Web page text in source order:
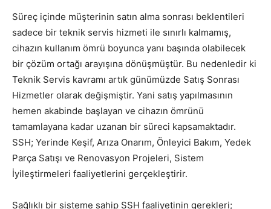
Süreç içinde müşterinin satın alma sonrası beklentileri
sadece bir teknik servis hizmeti ile sınırlı kalmamış,
cihazın kullanım ömrü boyunca yanı başında olabilecek
bir çözüm ortağı arayışına dönüşmüştür. Bu nedenledir ki
Teknik Servis kavramı artık günümüzde Satış Sonrası
Hizmetler olarak değişmiştir. Yani satış yapılmasının
hemen akabinde başlayan ve cihazın ömrünü
tamamlayana kadar uzanan bir süreci kapsamaktadır.
SSH; Yerinde Keşif, Arıza Onarım, Önleyici Bakım, Yedek
Parça Satışı ve Renovasyon Projeleri, Sistem
İyileştirmeleri faaliyetlerini gerçekleştirir.
Sağlıklı bir sisteme sahip SSH faaliyetinin gerekleri;